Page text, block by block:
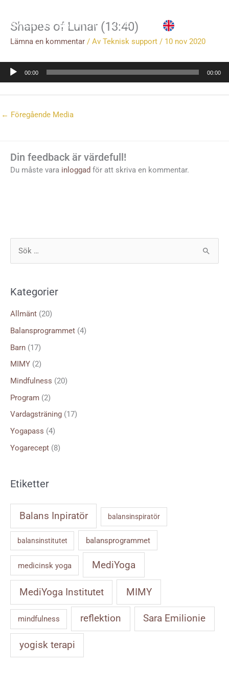
innehåll
Shapes of Lunar (13:40)
Lämna en kommentar / Av Teknisk support / 10 nov 2020
Ljudspelare
00:00 00:00
← Föregående Media
Din feedback är värdefull!
Du måste vara inloggad för att skriva en kommentar.
e
f
t
Kategorier
Allmänt (20)
Balansprogrammet (4)
Barn (17)
MIMY (2)
Mindfulness (20)
Program (2)
Vardagsträning (17)
Yogapass (4)
Yogarecept (8)
Etiketter
Balans Inpiratör balansinspiratör
balansinstitutet balansprogrammet
medicinsk yoga MediYoga
MediYoga Institutet MIMY
mindfulness reflektion Sara Emilionie
yogisk terapi